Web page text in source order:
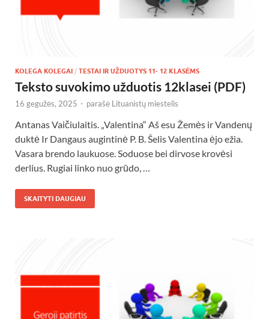
KOLEGA KOLEGAI / TESTAI IR UŽDUOTYS 11- 12 KLASĖMS
Teksto suvokimo užduotis 12klasei (PDF)
16 gegužės, 2025 - parašė Lituanistų miestelis
Antanas Vaičiulaitis. „Valentina“ Aš esu Žemės ir Vandenų
duktė Ir Dangaus augintinė P. B. Šelis Valentina ėjo ežia.
Vasara brendo laukuose. Soduose bei dirvose krovėsi
derlius. Rugiai linko nuo grūdo, …
SKAITYTI DAUGIAU